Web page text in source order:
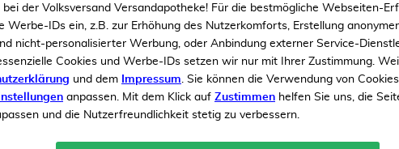
Applikationshilfe
Hilsmittel
Inhalt1 Stück
der Volksversand Versandapotheke! Für die bestmögliche Webseiten-
Werbe-IDs ein, z.B. zur Erhöhung des Nutzerkomforts, Erstellung
nicht-personalisierter Werbung, oder Anbindung externer Service-
Cookies und Werbe-IDs setzen wir nur mit Ihrer Zustimmung.
und dem Impressum. Sie können die Verwendung von Cookies
anpassen. Mit dem Klick auf Zustimmen helfen Sie uns, die
und die Nutzerfreundlichkeit stetig zu verbessern.